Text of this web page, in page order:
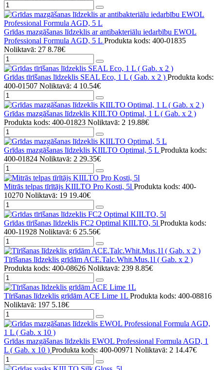
Grīdas mazgāšanas līdzeklis ar antibakteriālu iedarbību EWOL
Professional Formula AGD, 5 L Produkta kods: 400-01835
Noliktavā: 27 8.78€
Grīdas tīrīšanas līdzeklis SEAL Eco, 1 L ( Gab. x 2 ) Produkta kods:
400-01507 Noliktavā: 4 10.54€
Grīdas mazgāšanas līdzeklis KIILTO Optimal, 1 L ( Gab. x 2 )
Produkta kods: 400-01823 Noliktavā: 2 19.88€
Grīdas mazgāšanas līdzeklis KIILTO Optimal, 5 L Produkta kods:
400-01824 Noliktavā: 2 29.35€
Mitrās telpas tīrītājs KIILTO Pro Kosti, 5l Produkta kods: 400-
10270 Noliktavā: 19 19.40€
Grīdas tīrīšanas līdzeklis FC2 Optimal KIILTO, 5l Produkta kods:
400-11928 Noliktavā: 6 25.56€
Tīrīšanas līdzeklis grīdām ACE.Talc.Whit.Mus.1l ( Gab. x 2 )
Produkta kods: 400-08626 Noliktavā: 239 8.85€
Tīrīšanas līdzeklis grīdām ACE Lime 1L Produkta kods: 400-08816
Noliktavā: 197 5.18€
Grīdas mazgāšanas līdzeklis EWOL Professional Formula AGD, 1
L ( Gab. x 10 ) Produkta kods: 400-00971 Noliktavā: 2 14.47€